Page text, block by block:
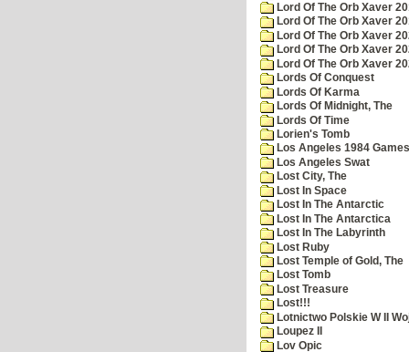
Lord Of The Orb Xaver
Lord Of The Orb Xaver
Lord Of The Orb Xaver
Lord Of The Orb Xaver
Lord Of The Orb Xaver
Lords Of Conquest
Lords Of Karma
Lords Of Midnight, The
Lords Of Time
Lorien's Tomb
Los Angeles 1984 Games
Los Angeles Swat
Lost City, The
Lost In Space
Lost In The Antarctic
Lost In The Antarctica
Lost In The Labyrinth
Lost Ruby
Lost Temple of Gold, The
Lost Tomb
Lost Treasure
Lost!!!
Lotnictwo Polskie W II
Loupez II
Lov Opic